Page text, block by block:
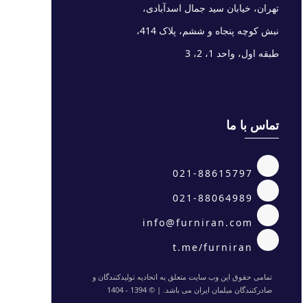
تهران، خیابان سید جمال اسدآبادی،
نبش کوچه پنجاه و ششم، پلاک 414،
طبقه اول، واحد 1، 2، 3
تماس با ما
تمامی حقوق این وب سایت متعلق به اتحادیه تولیدکنندگان و
صادرکنندگان مبلمان ایران می باشد. | © 1394 - 1404